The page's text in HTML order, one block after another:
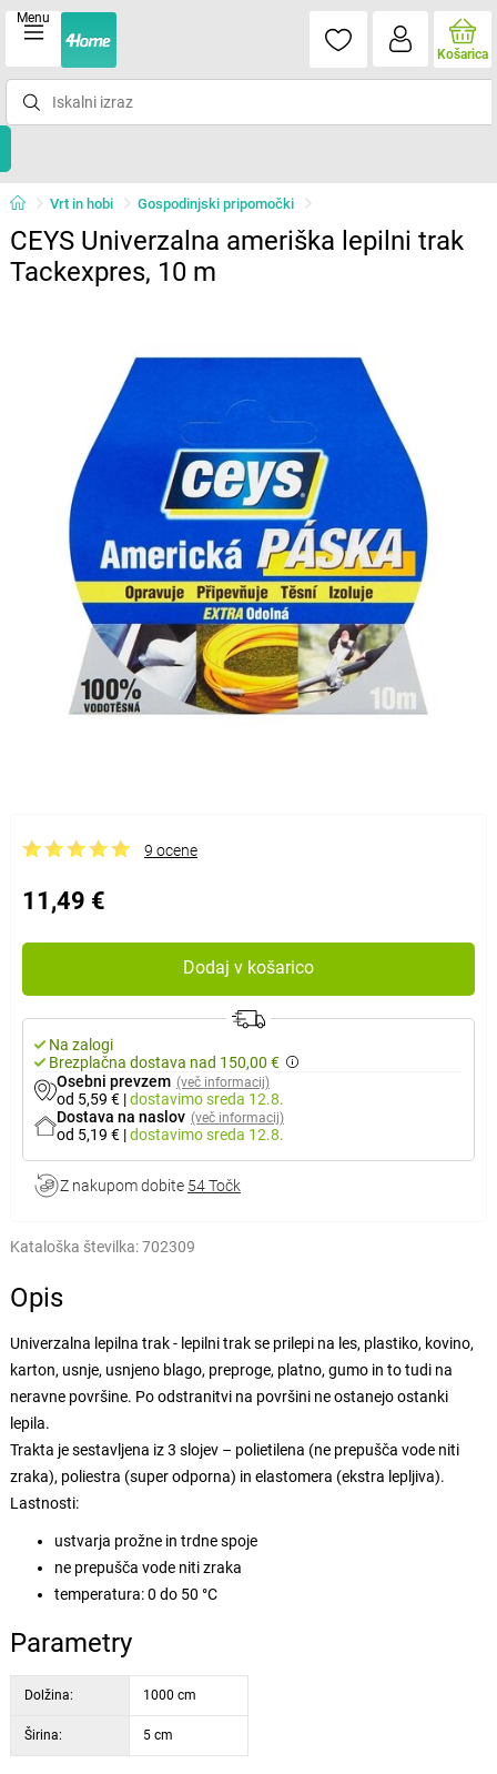
Menu
Košarica
Vrt in hobi Gospodinjski pripomočki
CEYS Univerzalna ameriška lepilni trak
Tackexpres, 10 m
9 ocene
11,49 €
Dodaj v košarico
Na zalogi
Brezplačna dostava nad 150,00 €
Osebni prevzem (več informacij)
od 5,59 € |dostavimosreda 12.8.
Dostava na naslov (več informacij)
od 5,19 € |dostavimosreda 12.8.
Z nakupom dobite 54 Točk
Kataloška številka:702309
Opis
Univerzalna lepilna trak - lepilni trak se prilepi na les, plastiko, kovino,
karton, usnje, usnjeno blago, preproge, platno, gumo in to tudi na
neravne površine. Po odstranitvi na površini ne ostanejo ostanki
lepila.
Trakta je sestavljena iz 3 slojev – polietilena (ne prepušča vode niti
zraka), poliestra (super odporna) in elastomera (ekstra lepljiva).
Lastnosti:
ustvarja prožne in trdne spoje
ne prepušča vode niti zraka
temperatura: 0 do 50 °C
Parametry
Dolžina: 1000 cm
Širina: 5 cm